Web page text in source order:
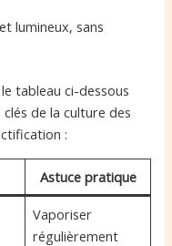
lumineux, sans
tableau ci-dessous
de la culture des
:
Astuce pratique
Vaporiser
régulièrement